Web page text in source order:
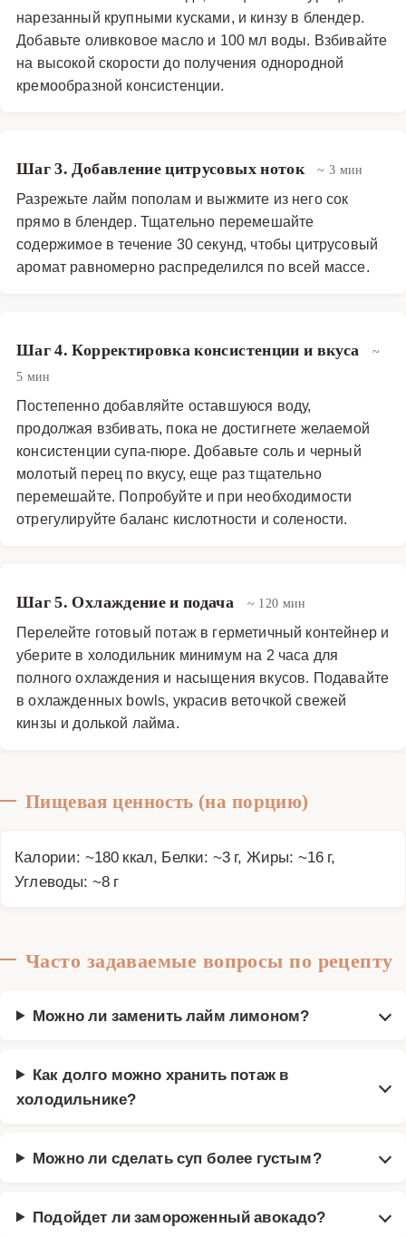
добавление лимонного сока помогает сохранить
яркость. Этот суп популярен в мексиканской и
средиземноморской кухнях, где авокадо и лайм
являются staple ingredients. Он отражает современные
Потаж из авокадо — это не только вкусно, но и быстро:
весь процесс занимает не более 15 минут, что делает
его идеальным выбором для busy weekdays или
внезапных гостей. Питательная ценность блюда
высока: авокадо provides здоровые жиры,
диеты. Оно также подходит для raw food питания, так
как не требует cooking. В заключение, потаж из авокадо
с лаймом и кинзой — это освежающее, полезное и
элегантное блюдо, которое легко адаптировать под
personal taste preferences. Его кремовая текстура и
баланс flavors делают его прекрасным starter для
летних обедов или ужинов, а простота приготовления
нарезанный крупными кусками, и кинзу в блендер.
Добавьте оливковое масло и 100 мл воды. Взбивайте
на высокой скорости до получения однородной
кремообразной консистенции.
Шаг 3. Добавление цитрусовых ноток ~ 3 мин
Разрежьте лайм пополам и выжмите из него сок
прямо в блендер. Тщательно перемешайте
содержимое в течение 30 секунд, чтобы цитрусовый
аромат равномерно распределился по всей массе.
Шаг 4. Корректировка консистенции и вкуса
~
5 мин
Постепенно добавляйте оставшуюся воду,
продолжая взбивать, пока не достигнете желаемой
консистенции супа-пюре. Добавьте соль и черный
молотый перец по вкусу, еще раз тщательно
перемешайте. Попробуйте и при необходимости
отрегулируйте баланс кислотности и солености.
Шаг 5. Охлаждение и подача ~ 120 мин
Перелейте готовый потаж в герметичный контейнер и
уберите в холодильник минимум на 2 часа для
полного охлаждения и насыщения вкусов. Подавайте
в охлажденных bowls, украсив веточкой свежей
кинзы и долькой лайма.
Пищевая ценность (на порцию)
Калории: ~180 ккал, Белки: ~3 г, Жиры: ~16 г,
Углеводы: ~8 г
Часто задаваемые вопросы по рецепту
Можно ли заменить лайм лимоном?
Как долго можно хранить потаж в
холодильнике?
Можно ли сделать суп более густым?
Подойдет ли замороженный авокадо?